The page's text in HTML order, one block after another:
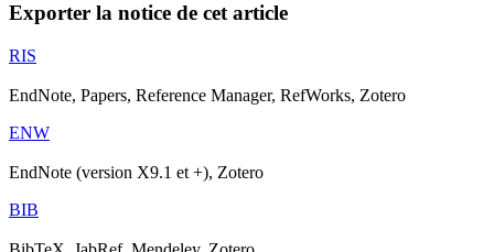
Exporter la notice de cet article
RIS
EndNote, Papers, Reference Manager, RefWorks, Zotero
ENW
EndNote (version X9.1 et +), Zotero
BIB